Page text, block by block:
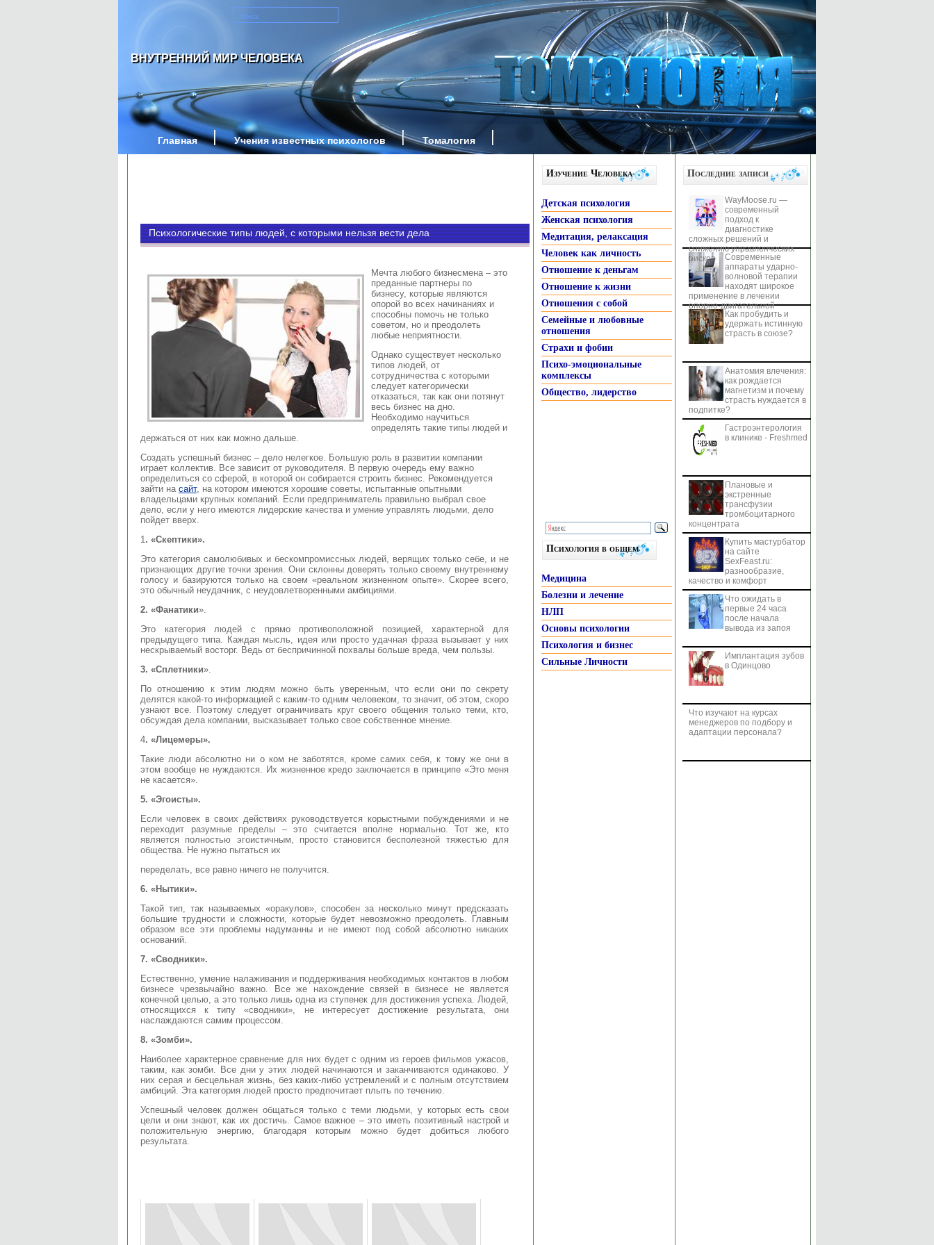
ВНУТРЕННИЙ МИР ЧЕЛОВЕКА
Главная Учения известных психологов Томалогия
Психологические типы людей, с которыми нельзя вести дела
Мечта любого бизнесмена – это
преданные партнеры по
бизнесу, которые являются
опорой во всех начинаниях и
способны помочь не только
советом, но и преодолеть
любые неприятности.
Однако существует несколько
типов людей, от
сотрудничества с которыми
следует категорически
отказаться, так как они потянут
весь бизнес на дно.
Необходимо научиться
определять такие типы людей и
держаться от них как можно дальше.
Создать успешный бизнес – дело нелегкое. Большую роль в развитии компании
играет коллектив. Все зависит от руководителя. В первую очередь ему важно
определиться со сферой, в которой он собирается строить бизнес. Рекомендуется
зайти на сайт, на котором имеются хорошие советы, испытанные опытными
владельцами крупных компаний. Если предприниматель правильно выбрал свое
дело, если у него имеются лидерские качества и умение управлять людьми, дело
пойдет вверх.
1 . «Скептики».
Это категория самолюбивых и бескомпромиссных людей, верящих только себе, и не
признающих другие точки зрения. Они склонны доверять только своему внутреннему
голосу и базируются только на своем «реальном жизненном опыте». Скорее всего,
это обычный неудачник, с неудовлетворенными амбициями.
2. «Фанатики».
Это категория людей с прямо противоположной позицией, характерной для
предыдущего типа. Каждая мысль, идея или просто удачная фраза вызывает у них
нескрываемый восторг. Ведь от беспричинной похвалы больше вреда, чем пользы.
3. «Сплетники».
По отношению к этим людям можно быть уверенным, что если они по секрету
делятся какой-то информацией с каким-то одним человеком, то значит, об этом, скоро
узнают все. Поэтому следует ограничивать круг своего общения только теми, кто,
обсуждая дела компании, высказывает только свое собственное мнение.
4. «Лицемеры».
Такие люди абсолютно ни о ком не заботятся, кроме самих себя, к тому же они в
этом вообще не нуждаются. Их жизненное кредо заключается в принципе «Это меня
не касается».
5. «Эгоисты».
Если человек в своих действиях руководствуется корыстными побуждениями и не
переходит разумные пределы – это считается вполне нормально. Тот же, кто
является полностью эгоистичным, просто становится бесполезной тяжестью для
общества. Не нужно пытаться их
переделать, все равно ничего не получится.
6. «Нытики».
Такой тип, так называемых «оракулов», способен за несколько минут предсказать
большие трудности и сложности, которые будет невозможно преодолеть. Главным
образом все эти проблемы надуманны и не имеют под собой абсолютно никаких
оснований.
7. «Сводники».
Естественно, умение налаживания и поддерживания необходимых контактов в любом
бизнесе чрезвычайно важно. Все же нахождение связей в бизнесе не является
конечной целью, а это только лишь одна из ступенек для достижения успеха. Людей,
относящихся к типу «сводники», не интересует достижение результата, они
наслаждаются самим процессом.
8. «Зомби».
Наиболее характерное сравнение для них будет с одним из героев фильмов ужасов,
таким, как зомби. Все дни у этих людей начинаются и заканчиваются одинаково. У
них серая и бесцельная жизнь, без каких-либо устремлений и с полным отсутствием
амбиций. Эта категория людей просто предпочитает плыть по течению.
Успешный человек должен общаться только с теми людьми, у которых есть свои
цели и они знают, как их достичь. Самое важное – это иметь позитивный настрой и
положительную энергию, благодаря которым можно будет добиться любого
результата.
Изучение Человека
Детская психология
Женская психология
Медитация, релаксация
Человек как личность
Отношение к деньгам
Отношение к жизни
Отношения с собой
Семейные и любовные
отношения
Страхи и фобии
Психо-эмоциональные
комплексы
Общество, лидерство
Психология в общем
Медицина
Болезни и лечение
НЛП
Основы психологии
Психология и бизнес
Сильные Личности
Последние записи
WayMoose.ru —
современный
подход к
диагностике
сложных решений и
снижению управленческих
рисков
Современные
аппараты ударно-
волновой терапии
находят широкое
применение в лечении
опорно-двигательной
системы Как пробудить и
удержать истинную
страсть в союзе?
Анатомия влечения:
как рождается
магнетизм и почему
страсть нуждается в
подпитке?
Гастроэнтерология
в клинике - Freshmed
Плановые и
экстренные
трансфузии
тромбоцитарного
концентрата
Купить мастурбатор
на сайте
SexFeast.ru:
разнообразие,
качество и комфорт
Что ожидать в
первые 24 часа
после начала
вывода из запоя
Имплантация зубов
в Одинцово
Что изучают на курсах
менеджеров по подбору и
адаптации персонала?